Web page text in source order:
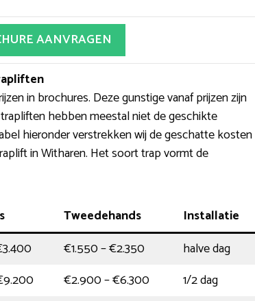
AANVRAGEN
in brochures. Deze gunstige vanaf prijzen zijn
hebben meestal niet de geschikte
hieronder verstrekken wij de geschatte kosten
in Witharen. Het soort trap vormt de
Tweedehands
Installatie
€1.550 – €2.350
halve dag
€2.900 – €6.300
1/2 dag